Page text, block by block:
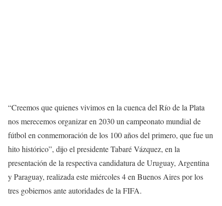
“Creemos que quienes vivimos en la cuenca del Río de la Plata
nos merecemos organizar en 2030 un campeonato mundial de
fútbol en conmemoración de los 100 años del primero, que fue un
hito histórico”, dijo el presidente Tabaré Vázquez, en la
presentación de la respectiva candidatura de Uruguay, Argentina
y Paraguay, realizada este miércoles 4 en Buenos Aires por los
tres gobiernos ante autoridades de la FIFA.